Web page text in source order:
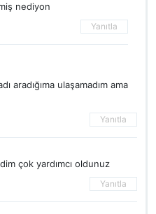
nediyon
Yanıtla
aradığıma ulaşamadım ama
Yanıtla
çok yardımcı oldunuz
Yanıtla